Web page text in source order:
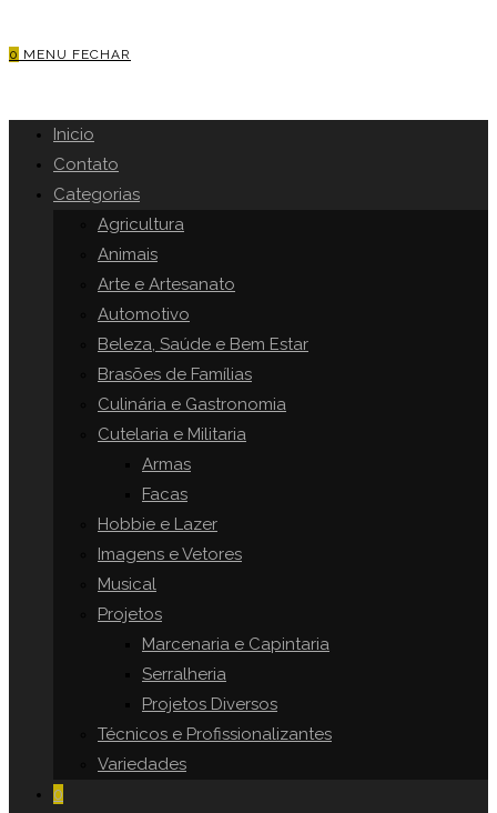
0 MENU FECHAR
Inicio
Contato
Categorias
Agricultura
Animais
Arte e Artesanato
Automotivo
Beleza, Saúde e Bem Estar
Brasões de Famílias
Culinária e Gastronomia
Cutelaria e Militaria
Armas
Facas
Hobbie e Lazer
Imagens e Vetores
Musical
Projetos
Marcenaria e Capintaria
Serralheria
Projetos Diversos
Técnicos e Profissionalizantes
Variedades
0